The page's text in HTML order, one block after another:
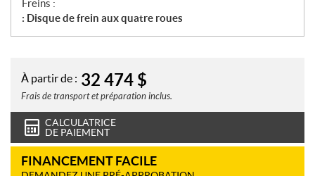
Freins :
: Disque de frein aux quatre roues
À partir de : 32 474 $
Frais de transport et préparation inclus.
CALCULATRICE
DE PAIEMENT
FINANCEMENT FACILE